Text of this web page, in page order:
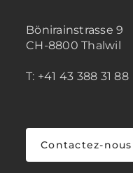
Bönirainstrasse 9
CH-8800 Thalwil
T: +41 43 388 31 88
Contactez-nous